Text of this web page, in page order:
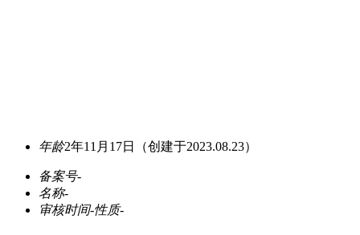
年龄2年11月17日 （创建于2023.08.23）
备案号-
名称-
审核时间-性质-